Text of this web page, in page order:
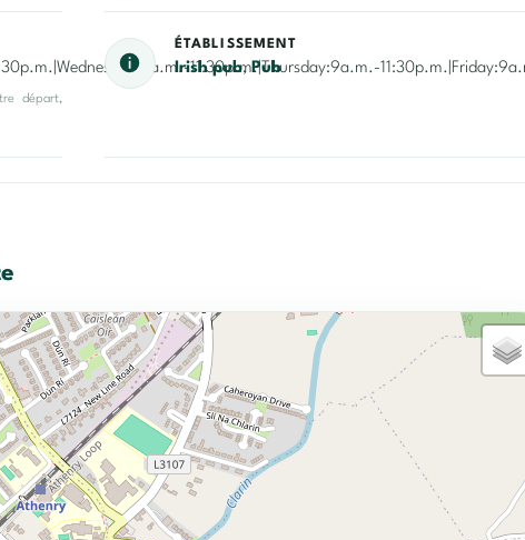
11:30p.m.|Thursday:9a.m.-
départ,
ÉTABLISSEMENT
Irish pub,Pub